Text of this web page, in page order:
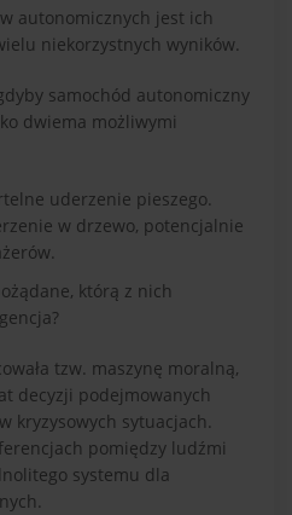
autonomicznych jest ich
niekorzystnych wyników.
samochód autonomiczny
dwiema możliwymi
uderzenie pieszego.
w drzewo, potencjalnie
którą z nich
tzw. maszynę moralną,
decyzji podejmowanych
kryzysowych sytuacjach.
pomiędzy ludźmi
systemu dla